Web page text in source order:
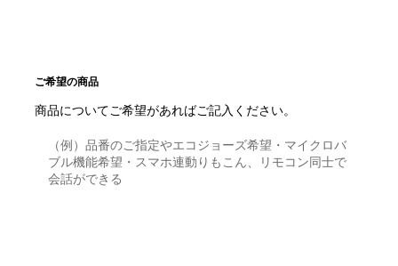
商品についてご希望があればご記入ください。
ご希望の商品